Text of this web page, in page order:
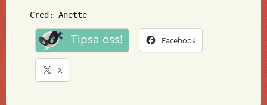
Cred: Anette
Tipsa oss! Facebook
X